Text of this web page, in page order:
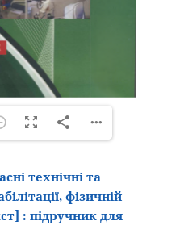
технічні та
фізичній
: підручник для